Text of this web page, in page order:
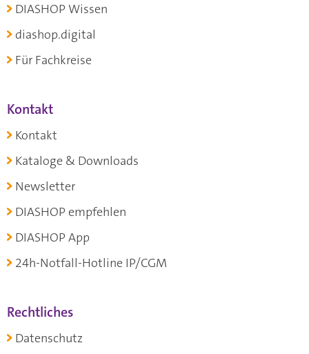
DIASHOP Wissen
diashop.digital
Für Fachkreise
Kontakt
Kontakt
Kataloge & Downloads
Newsletter
DIASHOP empfehlen
DIASHOP App
24h-Notfall-Hotline IP/CGM
Rechtliches
Datenschutz